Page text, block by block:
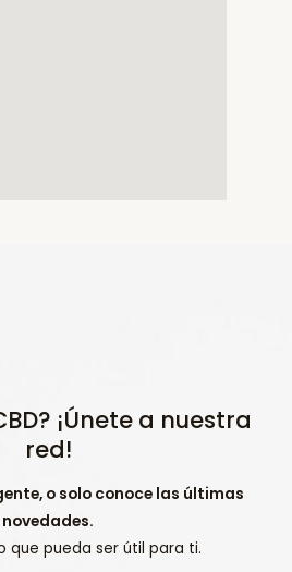
¡Únete a nuestra
red!
o solo conoce las últimas
novedades.
que pueda ser útil para ti.